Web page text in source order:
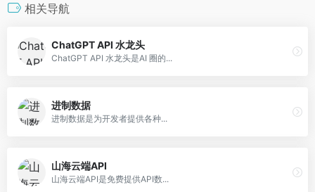
相关导航
ChatGPT API 水龙头
ChatGPT API 水龙头是AI 圈的...
进制数据
进制数据是为开发者提供各种...
山海云端API
山海云端API是免费提供API数...